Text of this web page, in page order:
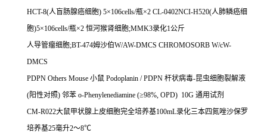
HCT-8(人盲肠腺癌细胞) 5×106cells/瓶×2 CL-0402NCI-H520(人肺鳞癌细
胞)5×106cells/瓶×2 恒河猴肾细胞;MMK3录化1公斤
人导管瘤细胞;BT-474姆沙伯W/AW-DMCS CHROMOSORB W/cW-
DMCS
PDPN Others Mouse 小鼠 Podoplanin / PDPN 杆状病毒-昆虫细胞裂解液
(阳性对照) 邻苯 o-Phenylenediamine (≥98%, OPD) 10G 通用试剂
CM-R022大鼠甲状腺上皮细胞完全培养基100mL录化三本四氮唑沙保罗
培养基25毫升2～8℃